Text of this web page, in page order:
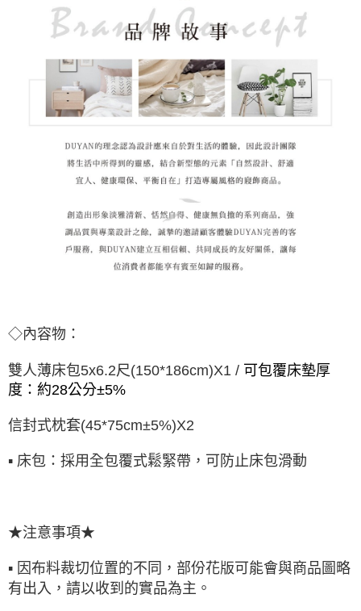
◇內容物：
雙人薄床包5x6.2尺(150*186cm)X1 / 可包覆床墊厚
度：約28公分±5%
信封式枕套(45*75cm±5%)X2
▪ 床包：採用全包覆式鬆緊帶，可防止床包滑動
★注意事項★
▪ 因布料裁切位置的不同，部份花版可能會與商品圖略
有出入，請以收到的實品為主。